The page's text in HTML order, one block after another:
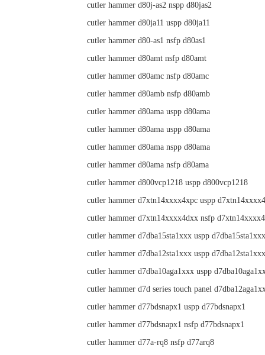
cutler hammer d80j-as2 nspp d80jas2
cutler hammer d80ja11 uspp d80ja11
cutler hammer d80-as1 nsfp d80as1
cutler hammer d80amt nsfp d80amt
cutler hammer d80amc nsfp d80amc
cutler hammer d80amb nsfp d80amb
cutler hammer d80ama uspp d80ama
cutler hammer d80ama uspp d80ama
cutler hammer d80ama nspp d80ama
cutler hammer d80ama nsfp d80ama
cutler hammer d800vcp1218 uspp d800vcp1218
cutler hammer d7xtn14xxxx4xpc uspp
cutler hammer d7xtn14xxxx4dxx nsfp
cutler hammer d7dba15sta1xxx uspp d7dba15sta1xxx
cutler hammer d7dba12sta1xxx uspp d7dba12sta1xxx
cutler hammer d7dba10aga1xxx uspp
cutler hammer d7d series touch panel
cutler hammer d77bdsnapx1 uspp d77bdsnapx1
cutler hammer d77bdsnapx1 nsfp d77bdsnapx1
cutler hammer d77a-rq8 nsfp d77arq8